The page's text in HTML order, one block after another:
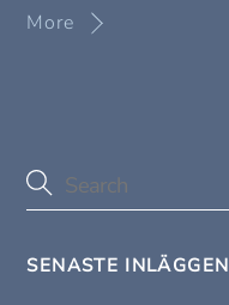
More
SENASTE INLÄGGEN